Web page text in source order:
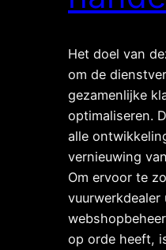
Het doel van
om de
gezamenlijke
optimaliseren.
alle
vernieuwing
Om ervoor te
op orde heeft,